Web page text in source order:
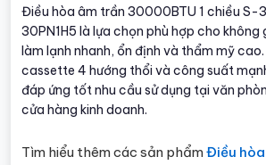
Điều hòa âm trần 30000BTU 1 chiều S-
30PN1H5 là lựa chọn phù hợp cho
làm lạnh nhanh, ổn định và thẩm mỹ
cassette 4 hướng thổi và công suất
đáp ứng tốt nhu cầu sử dụng tại văn
cửa hàng kinh doanh.
Tìm hiểu thêm các sản phẩmĐiều hòa